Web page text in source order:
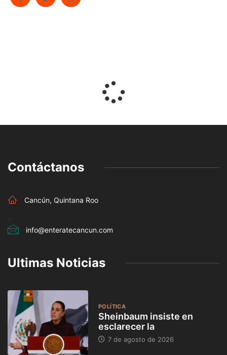
Contáctanos
Cancún, Quintana Roo
info@enteratecancun.com
Ultimas Noticias
POLÍTICA
Sheinbaum insiste en
esclarecer la
7 de agosto de 2026